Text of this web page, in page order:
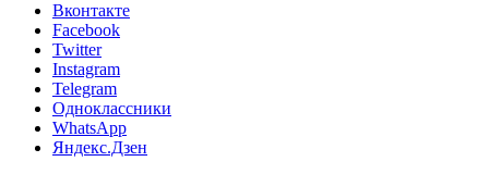
Вконтакте
Facebook
Twitter
Instagram
Telegram
Одноклассники
WhatsApp
Яндекс.Дзен